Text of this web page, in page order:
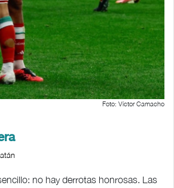
Foto: Víctor Camacho
no hay derrotas honrosas. Las